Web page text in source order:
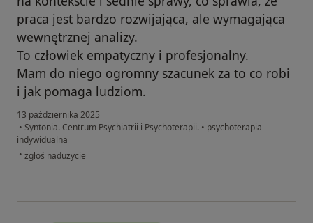
praca jest bardzo rozwijająca, ale wymagająca
wewnętrznej analizy.
To człowiek empatyczny i profesjonalny.
Mam do niego ogromny szacunek za to co robi
i jak pomaga ludziom.
13 października 2025
• Syntonia. Centrum Psychiatrii i Psychoterapii. • psychoterapia
indywidualna
• w opinii użytkownika Patryk
zgłoś nadużycie